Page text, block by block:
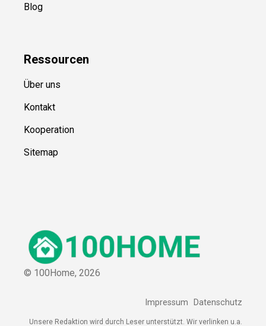
Blog
Ressourcen
Über uns
Kontakt
Kooperation
Sitemap
© 100Home, 2026
Impressum Datenschutz
Unsere Redaktion wird durch Leser unterstützt. Wir verlinken u.a.